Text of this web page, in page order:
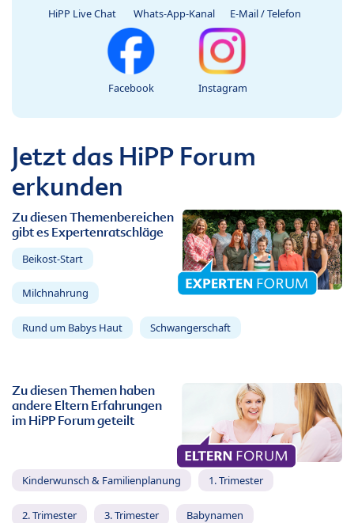
HiPP Live Chat Whats-App-Kanal E-Mail / Telefon
Facebook Instagram
Jetzt das HiPP Forum
erkunden
Zu diesen Themenbereichen
gibt es Expertenratschläge
Beikost-Start
Milchnahrung
Rund um Babys Haut Schwangerschaft
Zu diesen Themen haben
andere Eltern Erfahrungen
im HiPP Forum geteilt
Kinderwunsch & Familienplanung 1. Trimester
2. Trimester 3. Trimester Babynamen